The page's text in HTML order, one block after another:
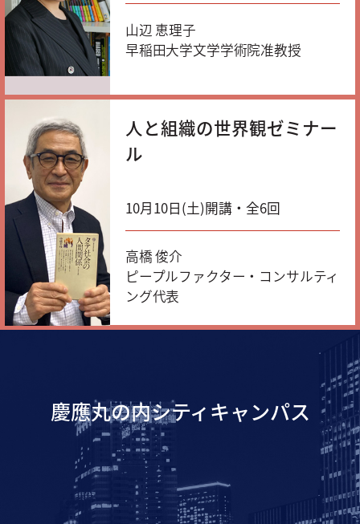
山辺 恵理子
早稲田大学文学学術院准教授
人と組織の世界観ゼミナー
ル
10月10日(土)開講・全6回
高橋 俊介
ピープルファクター・コンサルティ
ング代表
慶應丸の内シティキャンパス